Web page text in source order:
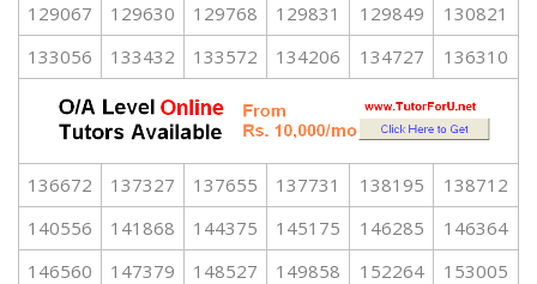
129067
129630 129768 129831 129849
130821
133056
133432 133572 134206 134727 136310
136672 137327 137655 137731 138195
138712
140556
141868 144375 145175 146285
146364
146560
147379 148527 149858 152264
153005